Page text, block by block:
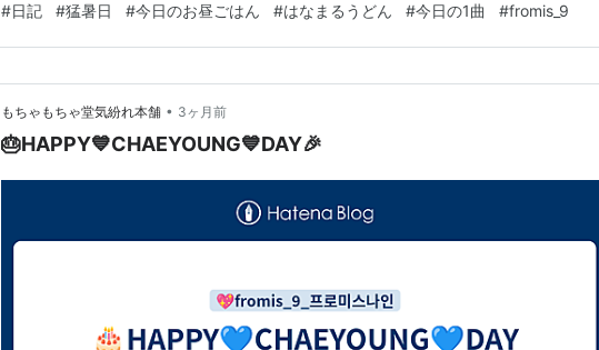
ては困るよ地球。 18:56 冷たいものが食べたくて、今日のお昼ご飯ははなまるうどん
でざるうどん。天ぷらもお米も食べたくて、ち…
#日記 #猛暑日 #今日のお昼ごはん #はなまるうどん #今日の1曲 #fromis_9
もちゃもちゃ堂気紛れ本舗 • 3ヶ月前
🎂HAPPY💙CHAEYOUNG💙DAY🎉